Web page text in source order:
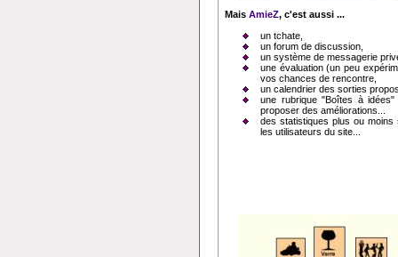
Mais AmieZ, c'est aussi ...
un tchate,
un forum de discussion,
un système de messagerie
une évaluation (un peu
vos chances de rencontre,
un calendrier des sorties
une rubrique "Boîtes à idées"
proposer des améliorations...
des statistiques plus ou moins
les utilisateurs du site...